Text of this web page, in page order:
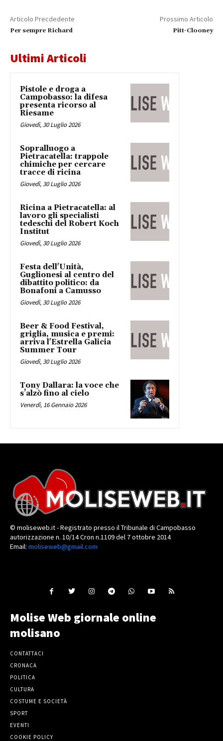
Articolo Precdedente
Per sempre Richard
Prossimo Articolo
Pitt-Clooney
Ultimi Articoli
Pistole e droga a
Campobasso: la difesa
presenta ricorso al
Riesame
Giovedì, 30 Luglio 2026
Sopralluogo a
Pietracatella: trappole
chimiche per cercare
tracce di ricina
Giovedì, 30 Luglio 2026
Ricina a Pietracatella: al
lavoro gli specialisti
tedeschi del Robert Koch
Institut
Giovedì, 30 Luglio 2026
Festa dell'Unità,
Guglionesi al centro del
dibattito politico: da
Bonafoni a Camusso
Giovedì, 30 Luglio 2026
Beer & Food Festival,
griglia, musica e premi:
arriva l'Estrella Galicia
Summer Tour
Giovedì, 30 Luglio 2026
Tony Dallara: la voce che
s’alzò fino al cielo
Venerdì, 16 Gennaio 2026
© moliseweb.it - Registrato presso il Tribunale di Campobasso
autorizzazione n. 10/14 Cron n.1109 del 7 ottobre 2014
Email: moliseweb@gmail.com
Molise Web giornale online
molisano
CONTATTACI
CRONACA
POLITICA
CULTURA
COSTUME E SOCIETÀ
SPORT
EVENTI
COOKIE POLICY